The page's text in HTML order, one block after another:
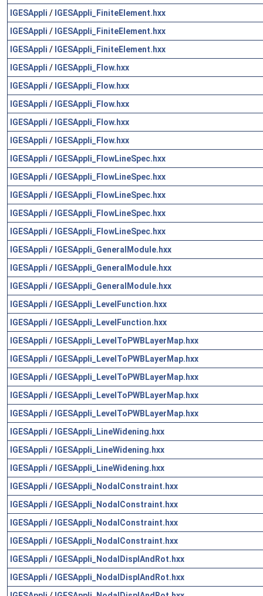
IGESAppli / IGESAppli_FiniteElement.hxx
IGESAppli / IGESAppli_FiniteElement.hxx
IGESAppli / IGESAppli_FiniteElement.hxx
IGESAppli / IGESAppli_Flow.hxx
IGESAppli / IGESAppli_Flow.hxx
IGESAppli / IGESAppli_Flow.hxx
IGESAppli / IGESAppli_Flow.hxx
IGESAppli / IGESAppli_Flow.hxx
IGESAppli / IGESAppli_FlowLineSpec.hxx
IGESAppli / IGESAppli_FlowLineSpec.hxx
IGESAppli / IGESAppli_FlowLineSpec.hxx
IGESAppli / IGESAppli_FlowLineSpec.hxx
IGESAppli / IGESAppli_FlowLineSpec.hxx
IGESAppli / IGESAppli_GeneralModule.hxx
IGESAppli / IGESAppli_GeneralModule.hxx
IGESAppli / IGESAppli_GeneralModule.hxx
IGESAppli / IGESAppli_LevelFunction.hxx
IGESAppli / IGESAppli_LevelFunction.hxx
IGESAppli / IGESAppli_LevelToPWBLayerMap.hxx
IGESAppli / IGESAppli_LevelToPWBLayerMap.hxx
IGESAppli / IGESAppli_LevelToPWBLayerMap.hxx
IGESAppli / IGESAppli_LevelToPWBLayerMap.hxx
IGESAppli / IGESAppli_LevelToPWBLayerMap.hxx
IGESAppli / IGESAppli_LineWidening.hxx
IGESAppli / IGESAppli_LineWidening.hxx
IGESAppli / IGESAppli_LineWidening.hxx
IGESAppli / IGESAppli_NodalConstraint.hxx
IGESAppli / IGESAppli_NodalConstraint.hxx
IGESAppli / IGESAppli_NodalConstraint.hxx
IGESAppli / IGESAppli_NodalConstraint.hxx
IGESAppli / IGESAppli_NodalDisplAndRot.hxx
IGESAppli / IGESAppli_NodalDisplAndRot.hxx